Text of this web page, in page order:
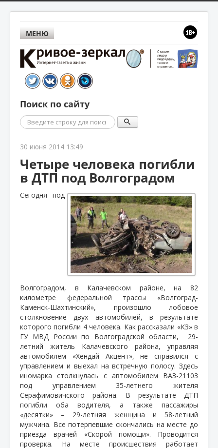
МЕНЮ
Поиск по сайту
Поиск
30 июня 2014 13:49
Четыре человека погибли
в ДТП под Волгоградом
Сегодня под
Волгоградом, в Калачевском районе, на 82
километре федеральной трассы «Волгоград-
Каменск-Шахтинский», произошло лобовое
столкновение двух автомобилей, в результате
которого погибли 4 человека. Как рассказали «КЗ» в
ГУ МВД России по Волгоградской области,
29-
летний житель Калачевского района, управляя
автомобилем «Хендай Акцент», не справился с
управлением и выехал на встречную полосу. Здесь
иномарка столкнулась с автомобилем ВАЗ-21103
под управлением 35-летнего жителя
Серафимовичского района. В результате ДТП
погибли оба водителя, а также пассажиры
«десятки» – 29-летняя женщина и 58-летний
мужчина. Все потерпевшие скончались на месте до
приезда врачей «Скорой помощи». Проводится
проверка. На месте происшествия работает